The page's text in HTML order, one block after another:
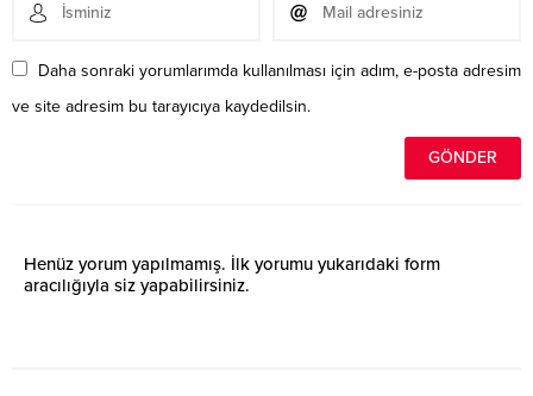
Daha sonraki yorumlarımda kullanılması için adım, e-posta adresim
ve site adresim bu tarayıcıya kaydedilsin.
Henüz yorum yapılmamış. İlk yorumu yukarıdaki form
aracılığıyla siz yapabilirsiniz.